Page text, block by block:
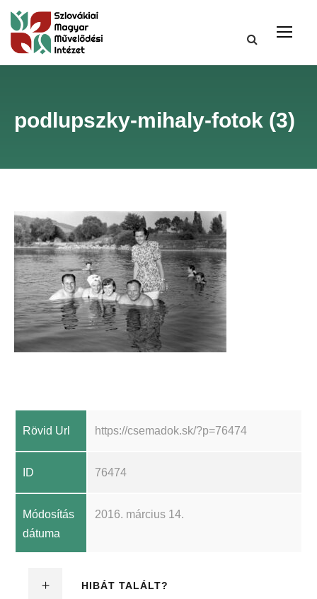
podlupszky-mihaly-fotok (3)
Rövid Url https://csemadok.sk/?p=76474
ID 76474
Módosítás
dátuma
2016. március 14.
HIBÁT TALÁLT?